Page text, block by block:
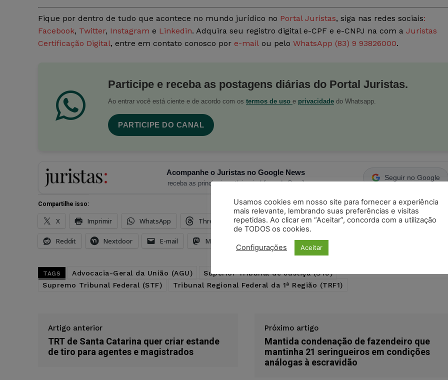
Fique por dentro de tudo que acontece no mundo jurídico no Portal Juristas, siga nas redes sociais:
Facebook, Twitter, Instagram e Linkedin. Adquira seu registro digital e-CPF e e-CNPJ na com a Juristas
Certificação Digital, entre em contato conosco por e-mail ou pelo WhatsApp (83) 9 93826000.
Participe e receba as postagens diárias do Portal Juristas.
Ao entrar você está ciente e de acordo com os termos de uso e privacidade do Whatsapp.
PARTICIPE DO CANAL
Acompanhe o Juristas no Google News
receba as principais notícias jurídicas do Brasil
Seguir no Google
Compartilhe isso:
X Imprimir WhatsApp Threads Facebook Telegram Pinterest Tumblr
Reddit Nextdoor E-mail Mastodon
TAGS Advocacia-Geral da União (AGU)
Superior Tribunal de Justiça (STJ)
Supremo Tribunal Federal (STF)
Tribunal Regional Federal da 1ª Região (TRF1)
Artigo anterior
TRT de Santa Catarina quer criar estande
de tiro para agentes e magistrados
Próximo artigo
Mantida condenação de fazendeiro que
mantinha 21 seringueiros em condições
análogas à escravidão
Usamos cookies em nosso site para fornecer a experiência
mais relevante, lembrando suas preferências e visitas
repetidas. Ao clicar em “Aceitar”, concorda com a utilização
de TODOS os cookies.
Configurações Aceitar